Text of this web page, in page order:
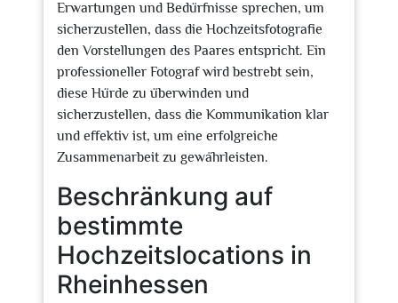
Erwartungen und Bedürfnisse sprechen, um
sicherzustellen, dass die Hochzeitsfotografie
den Vorstellungen des Paares entspricht. Ein
professioneller Fotograf wird bestrebt sein,
diese Hürde zu überwinden und
sicherzustellen, dass die Kommunikation klar
und effektiv ist, um eine erfolgreiche
Zusammenarbeit zu gewährleisten.
Beschränkung auf
bestimmte
Hochzeitslocations in
Rheinhessen